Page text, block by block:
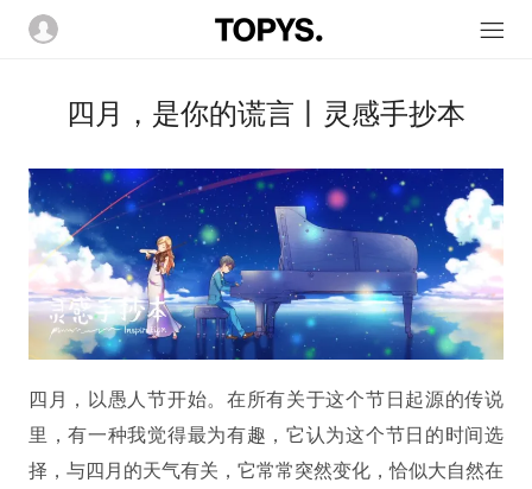
四月，是你的谎言丨灵感手抄本
四月，以愚人节开始。在所有关于这个节日起源的传说
里，有一种我觉得最为有趣，它认为这个节日的时间选
择，与四月的天气有关，它常常突然变化，恰似大自然在